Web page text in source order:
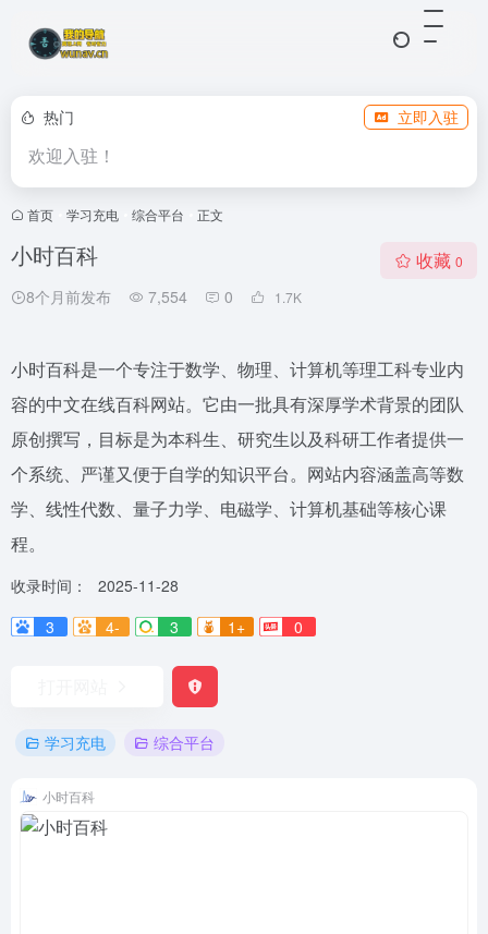
热门 立即入驻
欢迎入驻！
首页 学习充电 综合平台 正文
小时百科
8个月前发布 7,554 0 1.7K
收藏 0
小时百科是一个专注于数学、物理、计算机等理工科专业内
容的中文在线百科网站。它由一批具有深厚学术背景的团队
原创撰写，目标是为本科生、研究生以及科研工作者提供一
个系统、严谨又便于自学的知识平台。网站内容涵盖高等数
学、线性代数、量子力学、电磁学、计算机基础等核心课
程。
收录时间：
2025-11-28
3
4- 3 1+ 0
学习充电 综合平台
小时百科